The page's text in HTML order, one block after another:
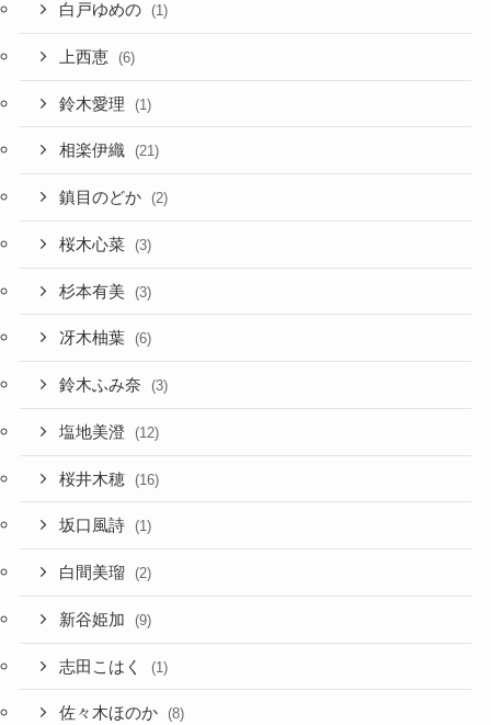
白戸ゆめの (1)
上西恵 (6)
鈴木愛理 (1)
相楽伊織 (21)
鎮目のどか (2)
桜木心菜 (3)
杉本有美 (3)
冴木柚葉 (6)
鈴木ふみ奈 (3)
塩地美澄 (12)
桜井木穂 (16)
坂口風詩 (1)
白間美瑠 (2)
新谷姫加 (9)
志田こはく (1)
佐々木ほのか (8)